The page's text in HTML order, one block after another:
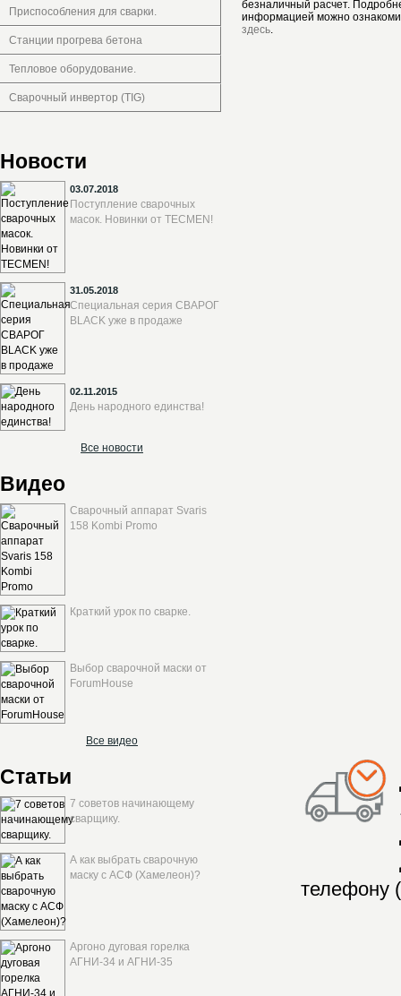
Приспособления для сварки.
Станции прогрева бетона
Тепловое оборудование.
Сварочный инвертор (TIG)
Новости
03.07.2018
Поступление сварочных
масок. Новинки от TECMEN!
31.05.2018
Специальная серия СВАРОГ
BLACK уже в продаже
02.11.2015
День народного единства!
Все новости
Видео
Сварочный аппарат Svaris
158 Kombi Promo
Краткий урок по сварке.
Выбор сварочной маски от
ForumHouse
Все видео
Статьи
7 советов начинающему
сварщику.
А как выбрать сварочную
маску с АСФ (Хамелеон)?
Аргоно дуговая горелка
АГНИ-34 и АГНИ-35
безналичный расчет.
информацией можно
здесь.
телефону